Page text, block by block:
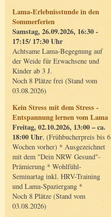
Lama-Erlebnisstunde in den
Sommerferien
Samstag, 26.09.2026, 16:30 -
17:15/ 17:30 Uhr
Achtsame Lama-Begegnung auf
der Weide für Erwachsene und
Kinder ab 3 J.
Noch 8 Plätze frei (Stand vom
03.08.2026)
Kein Stress mit dem Stress -
Entspannung lernen vom Lama
Freitag, 02.10.2026, 13:00 – ca.
18:00 Uhr, (Frühbucherpreis bis 6
Wochen vorher) * Ausgezeichnet
mit dem "Dein NRW Gesund"-
Prämierung * Wohlfühl-
Seminartag inkl. HRV-Training
und Lama-Spaziergang *
Noch 8 Plätze (Stand vom
03.08.2026)